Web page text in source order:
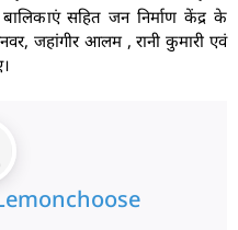
सहित जन निर्माण केंद्र के
जहांगीर आलम , रानी कुमारी एवं